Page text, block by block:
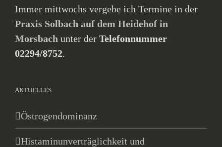
Immer mittwochs vergebe ich Termine in der
Praxis Solbach auf dem Heidehof in
Morsbach unter der Telefonnummer
02294/8752.
AKTUELLES
Östrogendominanz
Histaminunverträglichkeit und